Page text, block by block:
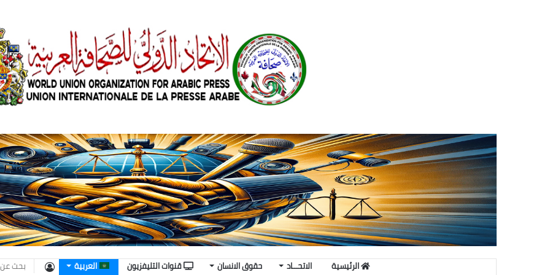
الرئيسية الاتحـــاد حقوق الانسان قنوات التليفزيون العربية
تسجيل